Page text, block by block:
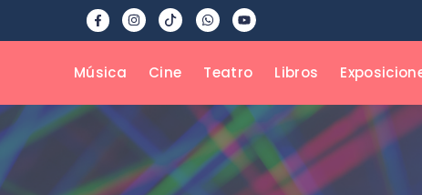
Música Cine Teatro Libros